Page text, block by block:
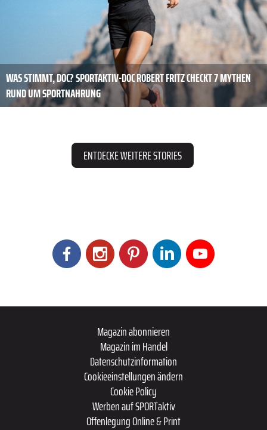
WAS STIMMT, DOC? SPORTAKTIV-DOC ROBERT FRITZ CHECKT 7 MYTHEN
RUND UM SPORTNAHRUNG
ENTDECKE WEITERE STORIES
Magazin abonnieren
Magazin im Handel
Datenschutzinformation
Cookieeinstellungen ändern
Cookie Policy
Werben auf SPORTaktiv
Offenlegung Online & Print